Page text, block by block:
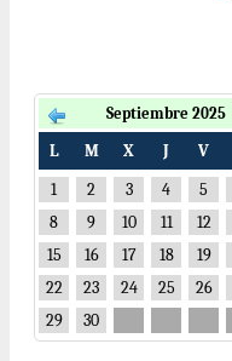
Septiembre 2025
L M X J V
1
2 3 4 5
8
9 10 11 12
15
16 17 18 19
22
23 24 25 26
29
30